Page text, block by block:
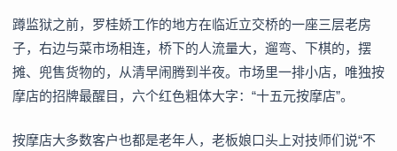
蹲监狱之前，罗桂娇工作的地方在临近立交桥的一座三层老房
子，右边与菜市场相连，桥下的人流量大，遛弯、下棋的，摆
摊、兜售货物的，从清早闹腾到半夜。市场里一排小店，唯独按
摩店的招牌最醒目，六个红色粗体大字：“十五元按摩店”。
按摩店大多数客户也都是老年人，老板娘口头上对技师们说“不